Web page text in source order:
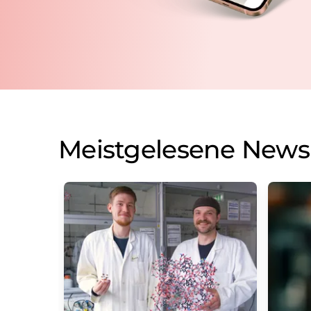
Meistgelesene News